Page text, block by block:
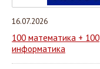
16.07.2026
100 математика + 100
информатика